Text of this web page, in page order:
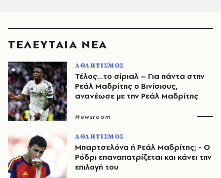
ΤΕΛΕΥΤΑΙΑ ΝΕΑ
ΑΘΛΗΤΙΣΜΟΣ
Τέλος…το σίριαλ – Για πάντα στην
Ρεάλ Μαδρίτης ο Βινίσιους,
ανανέωσε με την Ρεάλ Μαδρίτης
Newsroom
ΑΘΛΗΤΙΣΜΟΣ
Μπαρτσελόνα ή Ρεάλ Μαδρίτης; - Ο
Ρόδρι επαναπατρίζεται και κάνει την
επιλογή του